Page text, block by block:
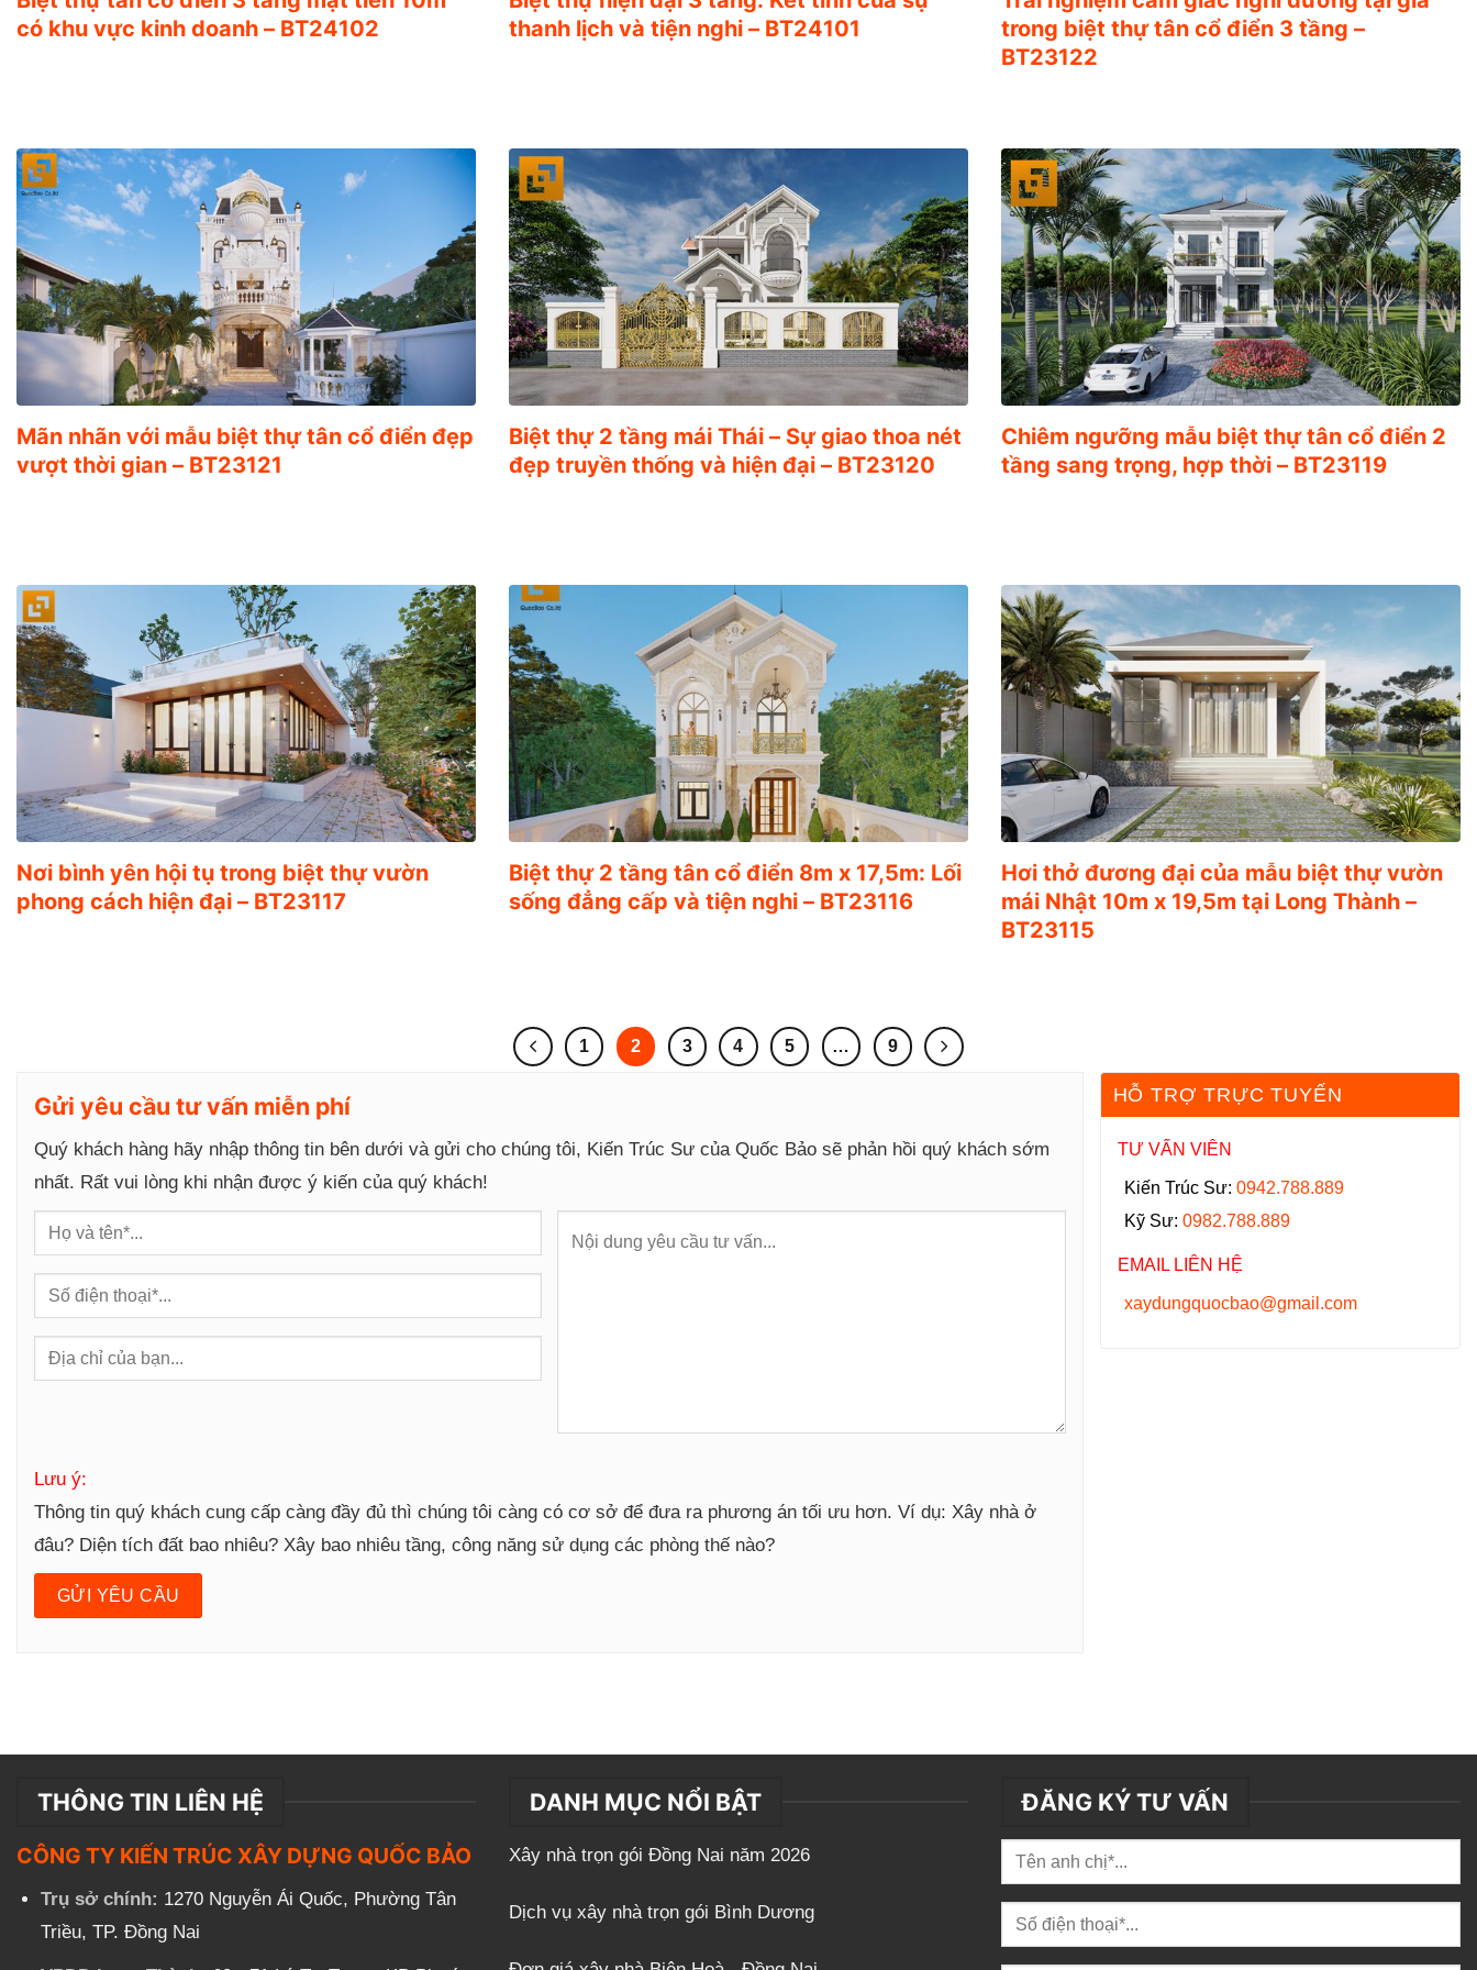
có khu vực kinh doanh – BT24102
thanh lịch và tiện nghi – BT24101
trong biệt thự tân cổ điển 3 tầng –
BT23122
Mãn nhãn với mẫu biệt thự tân cổ điển đẹp
vượt thời gian – BT23121
Biệt thự 2 tầng mái Thái – Sự giao thoa nét
đẹp truyền thống và hiện đại – BT23120
Chiêm ngưỡng mẫu biệt thự tân cổ điển 2
tầng sang trọng, hợp thời – BT23119
Nơi bình yên hội tụ trong biệt thự vườn
phong cách hiện đại – BT23117
Biệt thự 2 tầng tân cổ điển 8m x 17,5m: Lối
sống đẳng cấp và tiện nghi – BT23116
Hơi thở đương đại của mẫu biệt thự vườn
mái Nhật 10m x 19,5m tại Long Thành –
BT23115
1 2 3 4 5 … 9
Gửi yêu cầu tư vấn miễn phí
Quý khách hàng hãy nhập thông tin bên dưới và gửi cho chúng tôi, Kiến Trúc Sư của Quốc Bảo sẽ phản hồi quý khách sớm
nhất. Rất vui lòng khi nhận được ý kiến của quý khách!
Lưu ý:
Thông tin quý khách cung cấp càng đầy đủ thì chúng tôi càng có cơ sở để đưa ra phương án tối ưu hơn. Ví dụ: Xây nhà ở
đâu? Diện tích đất bao nhiêu? Xây bao nhiêu tầng, công năng sử dụng các phòng thế nào?
HỖ TRỢ TRỰC TUYẾN
TƯ VẤN VIÊN
Kiến Trúc Sư: 0942.788.889
Kỹ Sư: 0982.788.889
EMAIL LIÊN HỆ
xaydungquocbao@gmail.com
THÔNG TIN LIÊN HỆ
CÔNG TY KIẾN TRÚC XÂY DỰNG QUỐC BẢO
Trụ sở chính: 1270 Nguyễn Ái Quốc, Phường Tân
Triều, TP. Đồng Nai
DANH MỤC NỔI BẬT
Xây nhà trọn gói Đồng Nai năm 2026
Dịch vụ xây nhà trọn gói Bình Dương
ĐĂNG KÝ TƯ VẤN